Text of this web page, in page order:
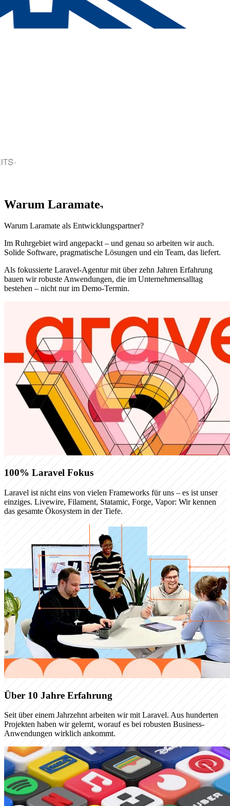
Warum Laramate
Warum Laramate als Entwicklungspartner?
Im Ruhrgebiet wird angepackt – und genau so arbeiten wir auch.
Solide Software, pragmatische Lösungen und ein Team, das liefert.
Als fokussierte Laravel-Agentur mit über zehn Jahren Erfahrung
bauen wir robuste Anwendungen, die im Unternehmensalltag
bestehen – nicht nur im Demo-Termin.
100% Laravel Fokus
Laravel ist nicht eins von vielen Frameworks für uns – es ist unser
einziges. Livewire, Filament, Statamic, Forge, Vapor: Wir kennen
das gesamte Ökosystem in der Tiefe.
Über 10 Jahre Erfahrung
Seit über einem Jahrzehnt arbeiten wir mit Laravel. Aus hunderten
Projekten haben wir gelernt, worauf es bei robusten Business-
Anwendungen wirklich ankommt.